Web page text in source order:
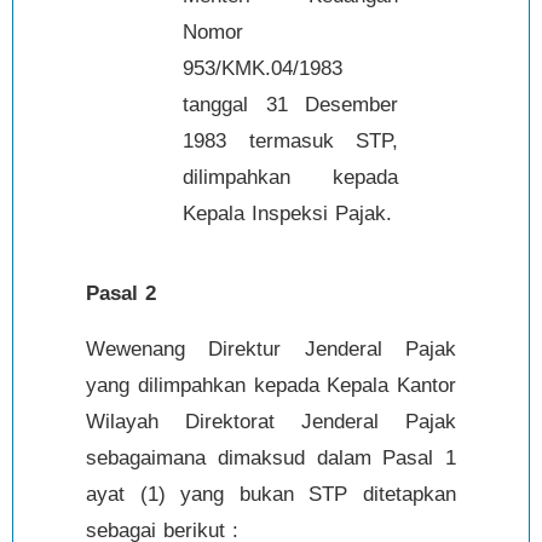
Nomor
953/KMK.04/1983
tanggal 31 Desember
1983 termasuk STP,
dilimpahkan kepada
Kepala Inspeksi Pajak.
Pasal 2
Wewenang Direktur Jenderal Pajak
yang dilimpahkan kepada Kepala Kantor
Wilayah Direktorat Jenderal Pajak
sebagaimana dimaksud dalam Pasal 1
ayat (1) yang bukan STP ditetapkan
sebagai berikut :